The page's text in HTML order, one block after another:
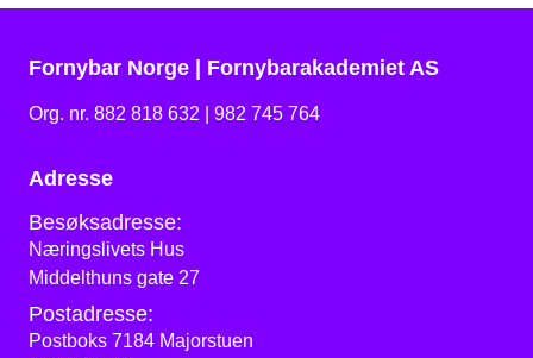
Fornybar Norge | Fornybarakademiet AS
Org. nr. 882 818 632 | 982 745 764
Adresse
Besøksadresse:
Næringslivets Hus
Middelthuns gate 27
Postadresse:
Postboks 7184 Majorstuen